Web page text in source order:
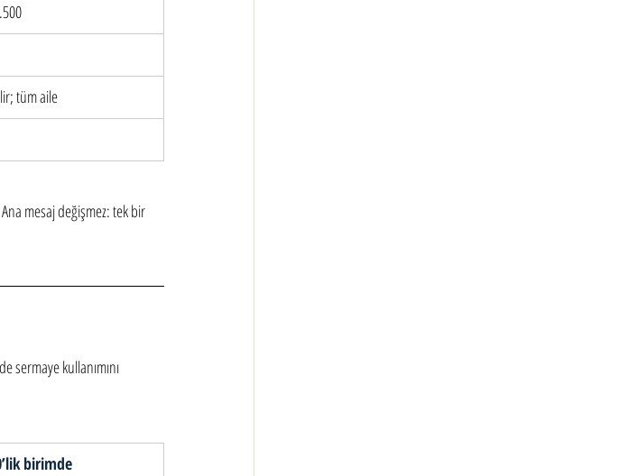
tüm aile
mesaj değişmez: tek bir
sermaye kullanımını
birimde